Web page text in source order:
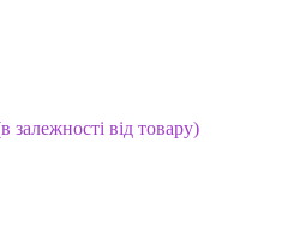
залежності від товару)